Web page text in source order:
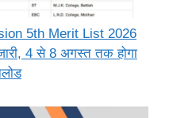
5th Merit List 2026
4 से 8 अगस्त तक होगा